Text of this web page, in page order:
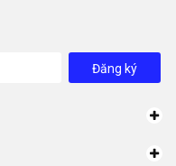
Đăng ký